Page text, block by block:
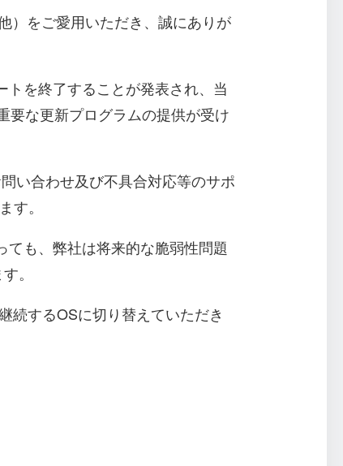
）をご愛用いただき、誠にありが
を終了することが発表され、当
要な更新プログラムの提供が受け
い合わせ及び不具合対応等のサポ
す。
も、弊社は将来的な脆弱性問題
。
続するOSに切り替えていただき